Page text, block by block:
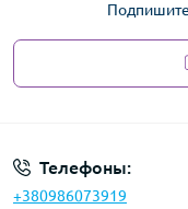
Телефоны:
+380986073919